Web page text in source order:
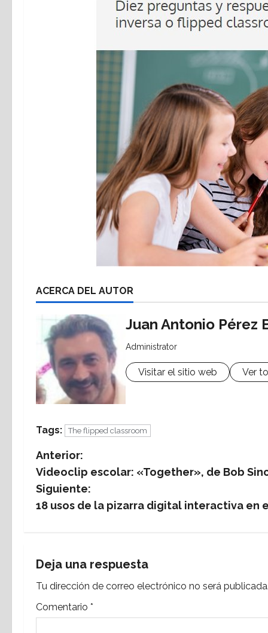
ACERCA DEL AUTOR
Juan Antonio Pérez
Administrator
Visitar el sitio web Ver
Tags: The flipped classroom
N
a
v
g
a
c
Anterior:
Videoclip escolar: «Together», de Bob
Siguiente:
18 usos de la pizarra digital interactiva en
Deja una respuesta
Tu dirección de correo electrónico no será publicada.
Comentario *